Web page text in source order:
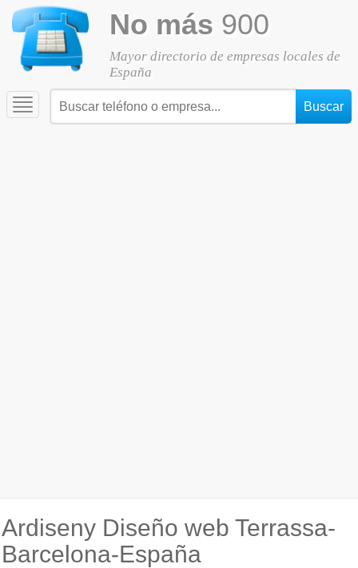
No más 900
Mayor directorio de empresas locales de
España
Toggle
navigation
Ardiseny Diseño web Terrassa-
Barcelona-España